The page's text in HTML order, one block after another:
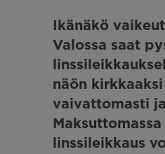
Ikänäkö
Valossa saat
näön
vaivattomasti
linssileikkaus